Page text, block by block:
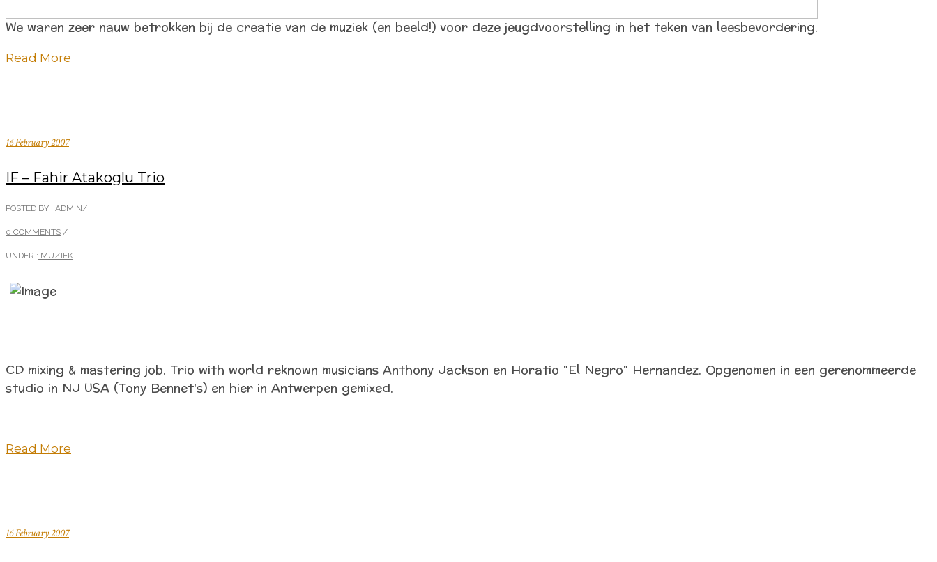
We waren zeer nauw betrokken bij de creatie van de muziek (en beeld!) voor deze jeugdvoorstelling in het teken van leesbevordering.
Read More
16 February 2007
IF – Fahir Atakoglu Trio
POSTED BY : ADMIN/
0 COMMENTS /
UNDER : MUZIEK
CD mixing & mastering job. Trio with world reknown musicians Anthony Jackson en Horatio "El Negro" Hernandez. Opgenomen in een gerenommeerde
studio in NJ USA (Tony Bennet's) en hier in Antwerpen gemixed.
Read More
16 February 2007